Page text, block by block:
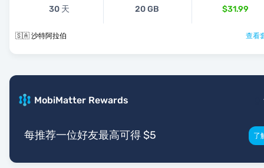
30 天 20 GB $31.99
🇸🇦 沙特阿拉伯 查看
MobiMatter Rewards
每推荐一位好友最高可得 $5 了